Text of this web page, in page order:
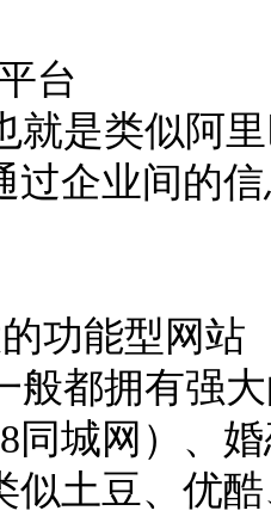
台
是类似阿
过企业间的
功能型网站
都拥有强
同城网）、
似土豆、优